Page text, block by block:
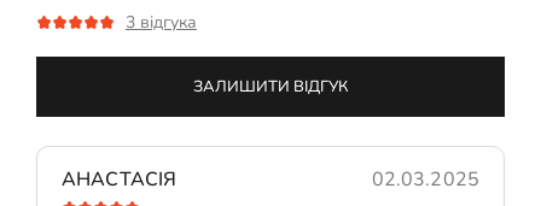
3 відгука
ЗАЛИШИТИ ВІДГУК
АНАСТАСІЯ 02.03.2025